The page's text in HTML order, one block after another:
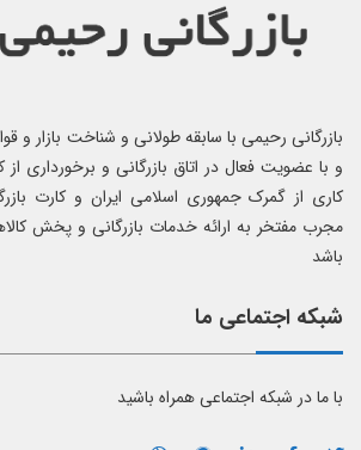
بازرگانی رحیمی با سابقه طولانی و شناخت بازار و
و با عضویت فعال در اتاق بازرگانی و برخورداری
کاری از گمرک جمهوری اسلامی ایران و کارت
مجرب مفتخر به ارائه خدمات بازرگانی و پخش
باشد
شبکه اجتماعی ما
با ما در شبکه اجتماعی همراه باشید